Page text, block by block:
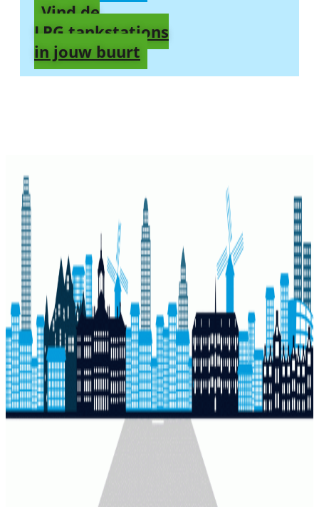
Vind de
LPG tankstations
in jouw buurt